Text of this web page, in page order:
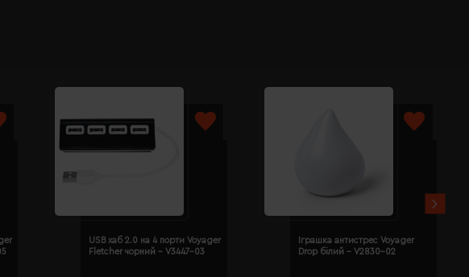
USB хаб 2.0 на 4 порти Voyager
Fletcher чорний - V3447-03
Іграшка антистрес Voyager
Drop білий - V2830-02